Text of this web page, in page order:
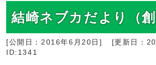
結崎ネブカだより（創
[公開日： 2016年6月20日 ] [更新日：
ID:1341